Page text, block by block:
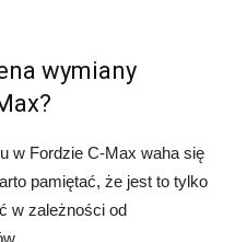
wymiany
w Fordzie C-Max waha się
pamiętać, że jest to tylko
w zależności od